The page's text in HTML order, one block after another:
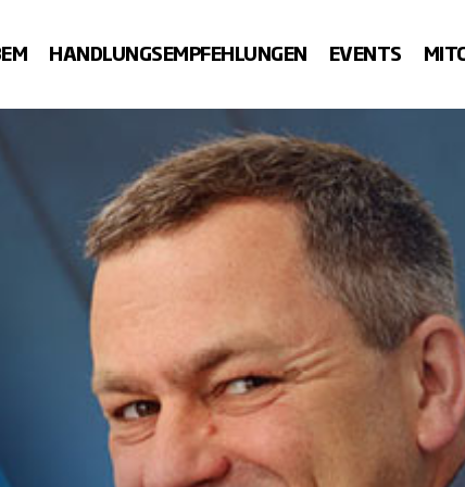
HANDLUNGSEMPFEHLUNGEN EVENTS